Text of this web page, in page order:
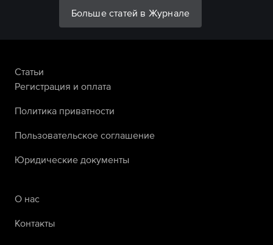
Больше статей в Журнале
Статьи
Регистрация и оплата
Политика приватности
Пользовательское соглашение
Юридические документы
О нас
Контакты